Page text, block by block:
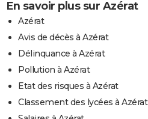
En savoir plus sur Azérat
Azérat
Avis de décès à Azérat
Délinquance à Azérat
Pollution à Azérat
Etat des risques à Azérat
Classement des lycées à Azérat